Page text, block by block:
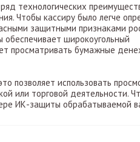
технологических
Чтобы кассиру было легче
защитными признаками
обеспечивает широкоугольный
просматривать бумажные
позволяет использовать
или торговой деятельности.
ИК-защиты обрабатываемой